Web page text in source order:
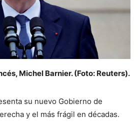
Michel Barnier. (Foto: Reuters).
su nuevo Gobierno de
y el más frágil en décadas.